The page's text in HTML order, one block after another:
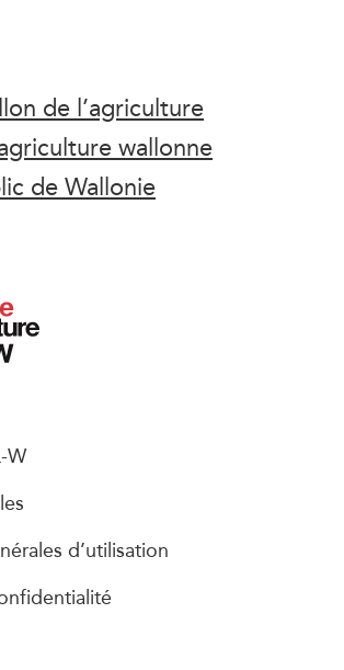
de l’agriculture
wallonne
de Wallonie
W
d’utilisation